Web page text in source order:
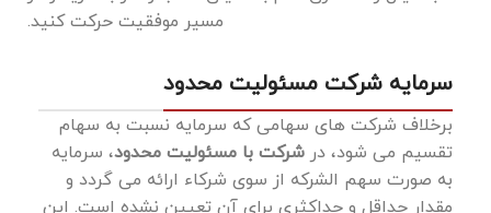
مسیر موفقیت حرکت کنید.
سرمایه شرکت مسئولیت محدود
برخلاف شرکت ‌های سهامی که سرمایه نسبت به سهام
تقسیم می ‌شود، در شرکت با مسئولیت محدود، سرمایه
به صورت سهم ‌الشرکه از سوی شرکاء ارائه می‌ گردد و
مقدار حداقل و حداکثری برای آن تعیین نشده است. این